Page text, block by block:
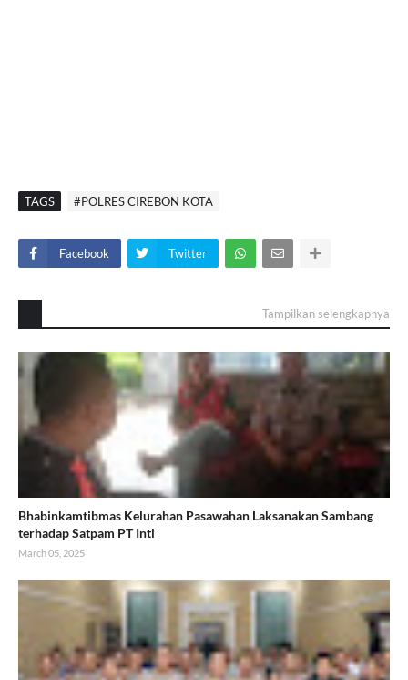
TAGS #POLRES CIREBON KOTA
Facebook Twitter
Tampilkan selengkapnya
Bhabinkamtibmas Kelurahan Pasawahan Laksanakan Sambang
terhadap Satpam PT Inti
March 05, 2025